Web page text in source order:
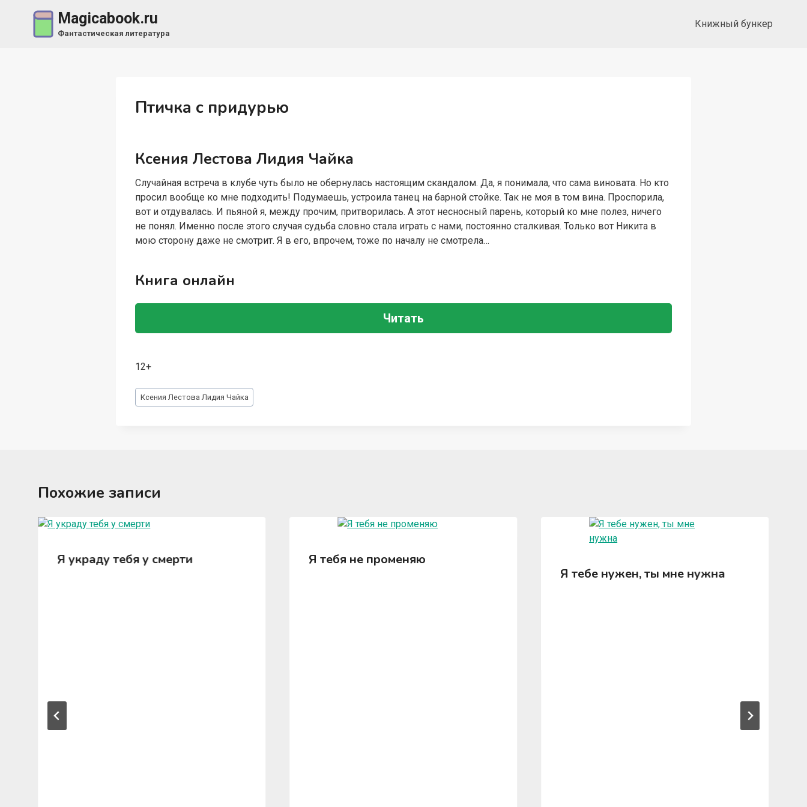
содержимому
Magicabook.ru
Фантастическая литература
Книжный бункер
Птичка с придурью
Ксения Лестова Лидия Чайка
Случайная встреча в клубе чуть было не обернулась настоящим скандалом. Да, я понимала, что сама виновата. Но кто
просил вообще ко мне подходить! Подумаешь, устроила танец на барной стойке. Так не моя в том вина. Проспорила,
вот и отдувалась. И пьяной я, между прочим, притворилась. А этот несносный парень, который ко мне полез, ничего
не понял. Именно после этого случая судьба словно стала играть с нами, постоянно сталкивая. Только вот Никита в
мою сторону даже не смотрит. Я в его, впрочем, тоже по началу не смотрела…
Книга онлайн
Читать
12+
Метки
записи:
Ксения Лестова Лидия Чайка
Похожие записи
Я украду тебя у смерти
Я тебя не променяю
Я тебе нужен, ты мне нужна